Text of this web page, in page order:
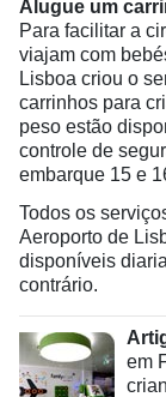
Alugue um
Para facilitar a
viajam com
Lisboa criou o
carrinhos para
peso estão
controle de
embarque 15 e
Todos os
Aeroporto de
disponíveis
contrário.
em